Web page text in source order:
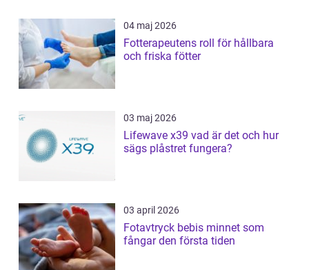
04 maj 2026
Fotterapeutens roll för hållbara
och friska fötter
03 maj 2026
Lifewave x39 vad är det och hur
sägs plåstret fungera?
03 april 2026
Fotavtryck bebis minnet som
fångar den första tiden